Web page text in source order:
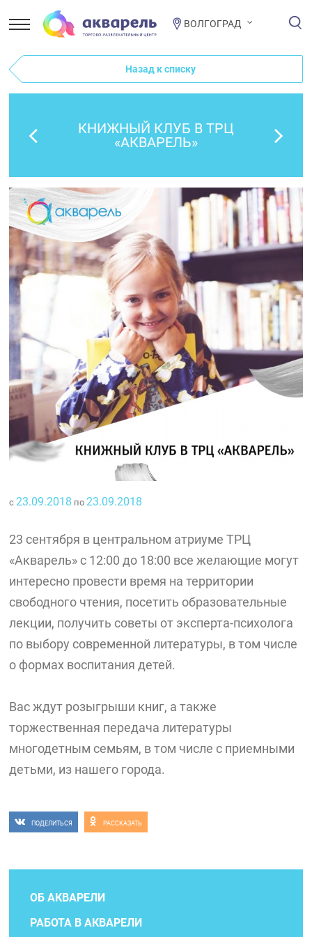
ВОЛГОГРАД
Назад к списку
КНИЖНЫЙ КЛУБ В ТРЦ
«АКВАРЕЛЬ»
с 23.09.2018 по 23.09.2018
23 сентября в центральном атриуме ТРЦ
«Акварель» с 12:00 до 18:00 все желающие могут
интересно провести время на территории
свободного чтения, посетить образовательные
лекции, получить советы от эксперта-психолога
по выбору современной литературы, в том числе
о формах воспитания детей.
Вас ждут розыгрыши книг, а также
торжественная передача литературы
многодетным семьям, в том числе с приемными
детьми, из нашего города.
ПОДЕЛИТЬСЯ РАССКАЗАТЬ
ОБ АКВАРЕЛИ
РАБОТА В АКВАРЕЛИ